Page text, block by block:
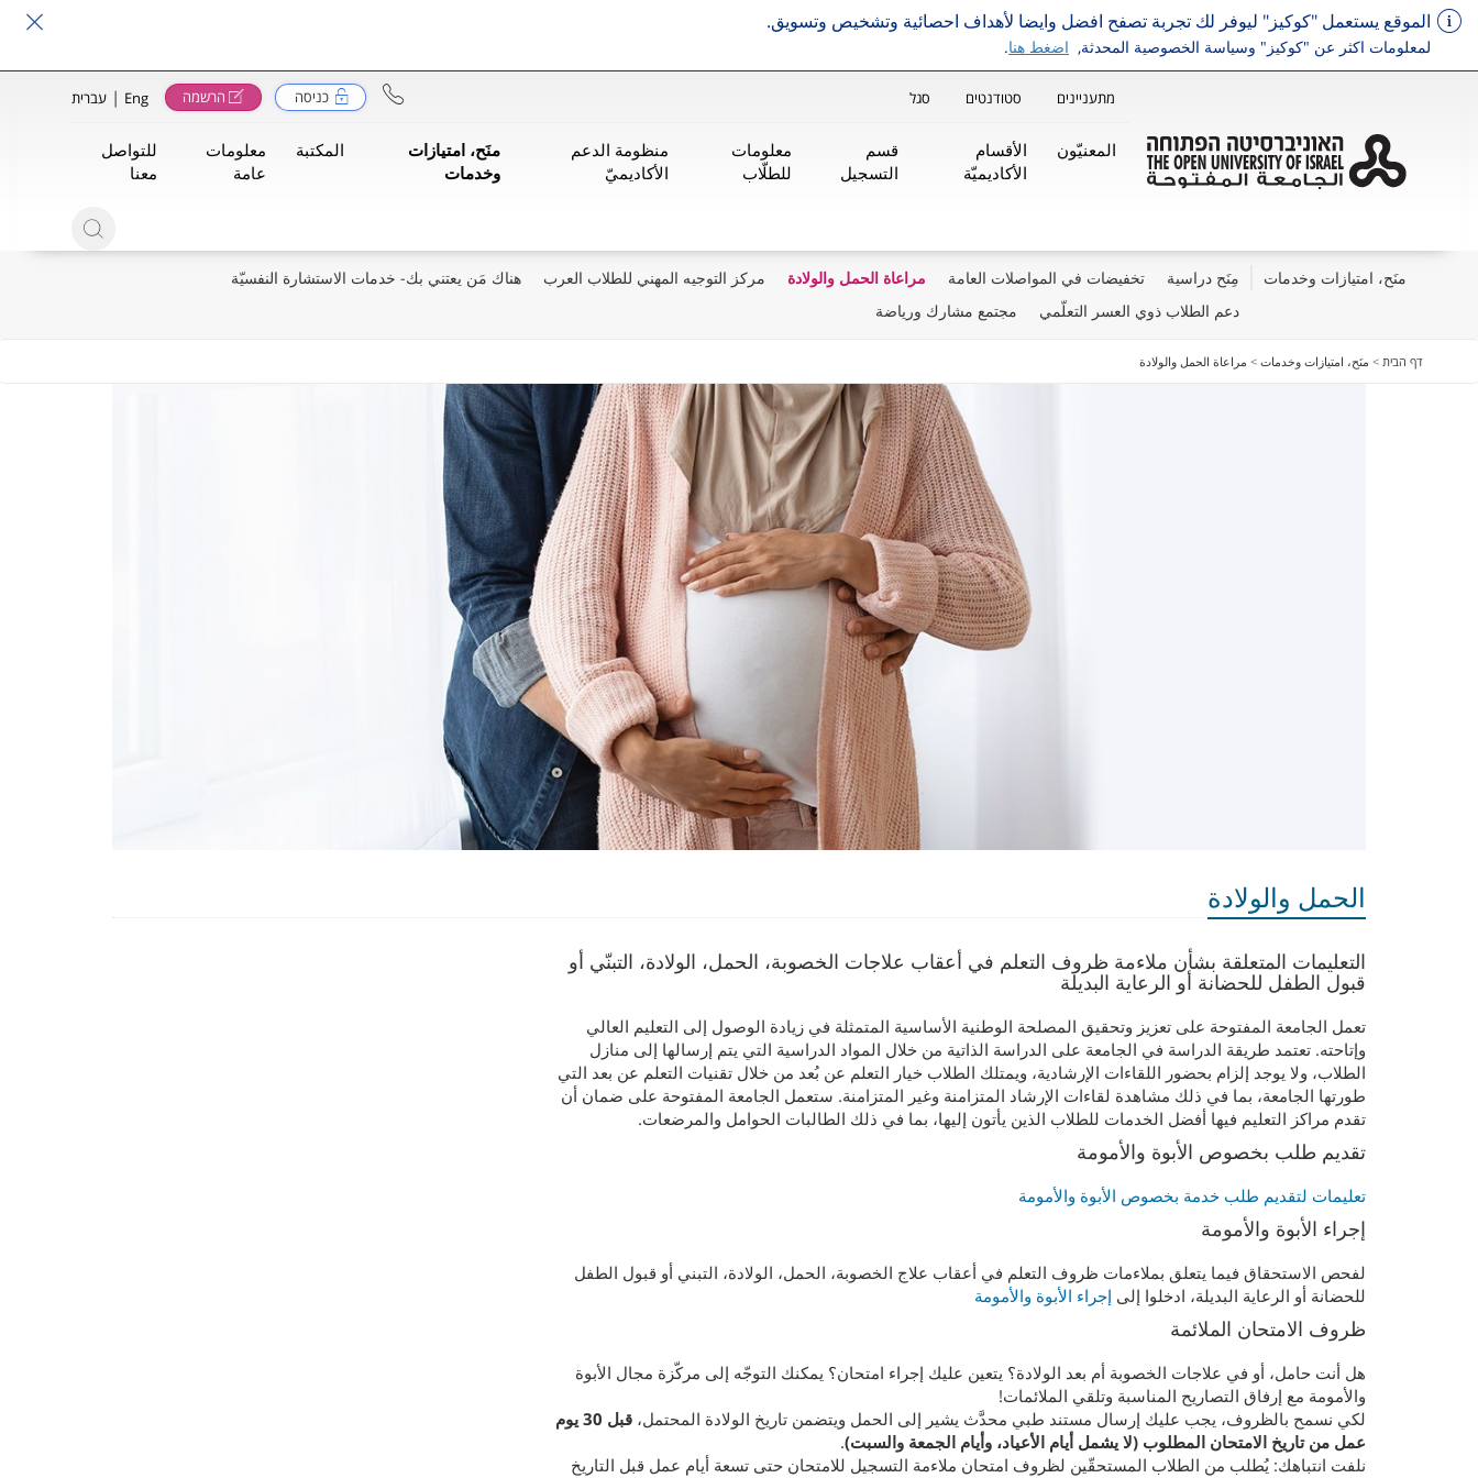
الموقع يستعمل "كوكيز" ليوفر لك تجربة تصفح افضل وايضا لأهداف احصائية وتشخيص وتسويق.
لمعلومات اكثر عن "كوكيز" وسياسة الخصوصية المحدثة, اضغط هنا.
מתעניינים סטודנטים סגל כניסה הרשמה Eng
| עברית
المعنيّون
الأقسام
الأكاديميّة
قسم
التسجيل
معلومات
للطلّاب
منظومة الدعم
الأكاديميّ
منَح، امتيازات
وخدمات
المكتبة
معلومات
عامة
للتواصل
معنا
منَح، امتيازات وخدمات مِنَح دراسية تخفيضات في المواصلات العامة مراعاة الحمل والولادة مركز التوجيه المهني للطلاب العرب
هناك مَن يعتني بك- خدمات الاستشارة النفسيّة
دعم الطلاب ذوي العسر التعلّمي
مجتمع مشارك ورياضة
דף הבית > منَح، امتيازات وخدمات > مراعاة الحمل والولادة
الحمل والولادة
التعليمات المتعلقة بشأن ملاءمة ظروف التعلم في أعقاب علاجات الخصوبة، الحمل، الولادة، التبنّي أو
قبول الطفل للحضانة أو الرعاية البديلة
تعمل الجامعة المفتوحة على تعزيز وتحقيق المصلحة الوطنية الأساسية المتمثلة في زيادة الوصول إلى التعليم العالي
وإتاحته. تعتمد طريقة الدراسة في الجامعة على الدراسة الذاتية من خلال المواد الدراسية التي يتم إرسالها إلى منازل
الطلاب، ولا يوجد إلزام بحضور اللقاءات الإرشادية، ويمتلك الطلاب خيار التعلم عن بُعد من خلال تقنيات التعلم عن بعد التي
طورتها الجامعة، بما في ذلك مشاهدة لقاءات الإرشاد المتزامنة وغير المتزامنة. ستعمل الجامعة المفتوحة على ضمان أن
تقدم مراكز التعليم فيها أفضل الخدمات للطلاب الذين يأتون إليها، بما في ذلك الطالبات الحوامل والمرضعات.
تقديم طلب بخصوص الأبوة والأمومة
تعليمات لتقديم طلب خدمة بخصوص الأبوة والأمومة
إجراء الأبوة والأمومة
لفحص الاستحقاق فيما يتعلق بملاءمات ظروف التعلم في أعقاب علاج الخصوبة، الحمل، الولادة، التبني أو قبول الطفل
للحضانة أو الرعاية البديلة، ادخلوا إلى إجراء الأبوة والأمومة
ظروف الامتحان الملائمة
هل أنت حامل، أو في علاجات الخصوبة أم بعد الولادة؟ يتعين عليك إجراء امتحان؟ يمكنك التوجّه إلى مركّزة مجال الأبوة
والأمومة مع إرفاق التصاريح المناسبة وتلقي الملائمات!
لكي نسمح بالظروف، يجب عليك إرسال مستند طبي محدَّث يشير إلى الحمل ويتضمن تاريخ الولادة المحتمل،
قبل 30 يوم
عمل من تاريخ الامتحان المطلوب (لا يشمل أيام الأعياد، وأيام الجمعة والسبت).
نلفت انتباهك: يُطلب من الطلاب المستحقّين لظروف امتحان ملاءمة التسجيل للامتحان حتى تسعة أيام عمل قبل التاريخ